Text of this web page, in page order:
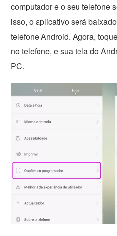
computador e o seu telefone
isso, o aplicativo será
telefone Android. Agora,
no telefone, e sua tela do
PC.